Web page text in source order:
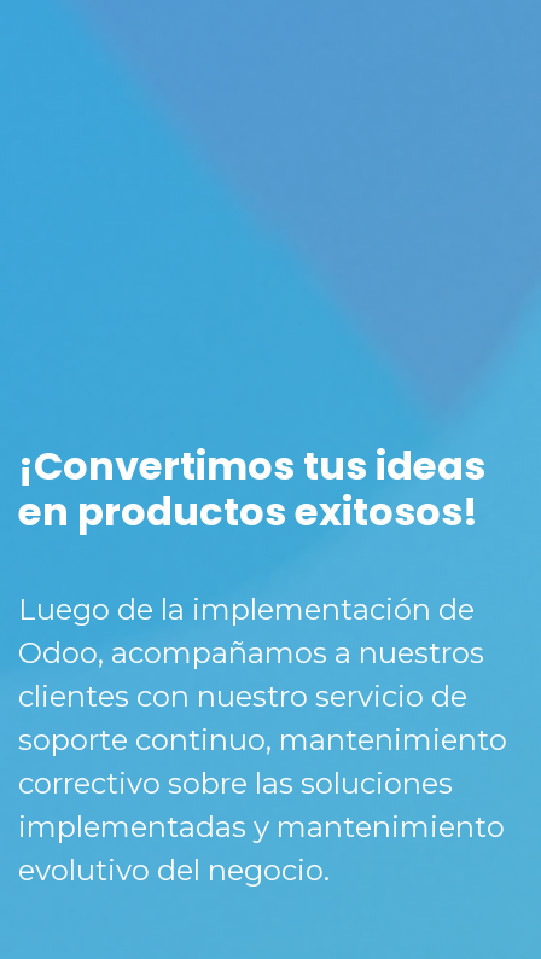
¡Convertimos tus ideas
en productos exitosos!
Luego de la implementación de
Odoo, acompañamos a nuestros
clientes con nuestro servicio de
soporte continuo, mantenimiento
correctivo sobre las soluciones
implementadas y mantenimiento
evolutivo del negocio.